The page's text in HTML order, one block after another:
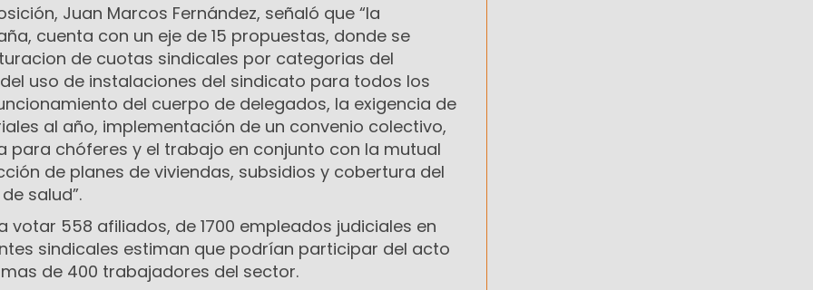
Juan Marcos Fernández, señaló que “la
cuenta con un eje de 15 propuestas, donde se
de cuotas sindicales por categorias del
uso de instalaciones del sindicato para todos los
del cuerpo de delegados, la exigencia de
al año, implementación de un convenio colectivo,
para chóferes y el trabajo en conjunto con la mutual
de planes de viviendas, subsidios y cobertura del
salud”.
votar 558 afiliados, de 1700 empleados judiciales en
sindicales estiman que podrían participar del acto
de 400 trabajadores del sector.